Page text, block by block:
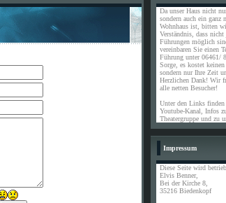
Da unser Haus nicht
sondern auch ein ganz
Wohnhaus ist, bitten
Verständnis, dass nicht
Führungen möglich
vereinbaren Sie einen
Führung unter 06461/
Sorge, es kostet
sondern nur Ihre Zeit
Herzlichen Dank! Wir
alle netten Besucher!
Unter den Links finden
Youtube-Kanal, Infos
Theatergruppe und zu
Impressum
Diese Seite wird
Elvis Benner,
Bei der Kirche 8,
35216 Biedenkopf